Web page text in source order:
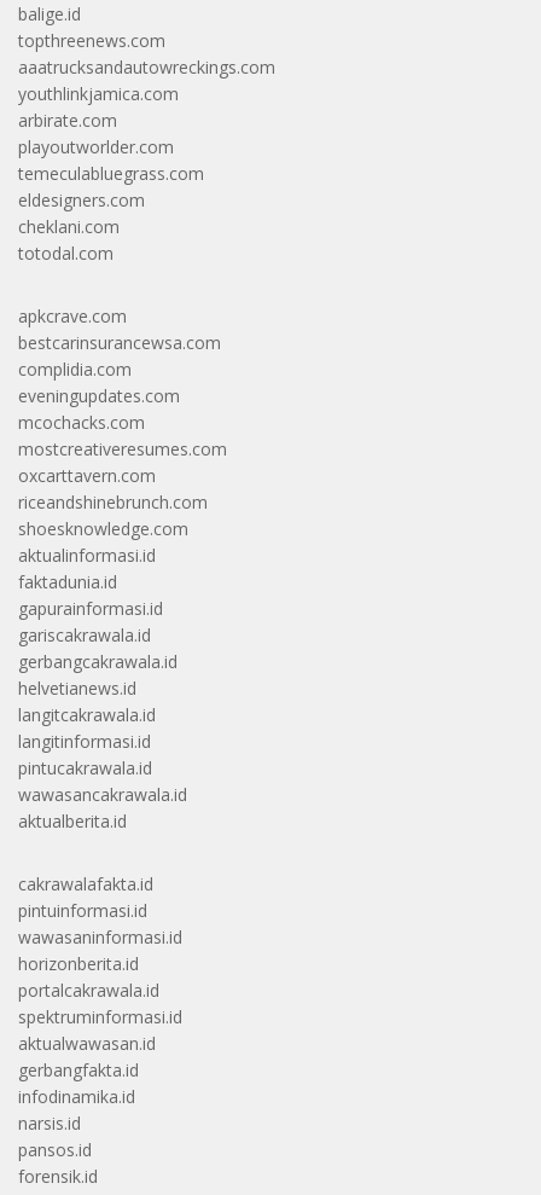
balige.id
topthreenews.com
aaatrucksandautowreckings.com
youthlinkjamica.com
arbirate.com
playoutworlder.com
temeculabluegrass.com
eldesigners.com
cheklani.com
totodal.com
apkcrave.com
bestcarinsurancewsa.com
complidia.com
eveningupdates.com
mcochacks.com
mostcreativeresumes.com
oxcarttavern.com
riceandshinebrunch.com
shoesknowledge.com
aktualinformasi.id
faktadunia.id
gapurainformasi.id
gariscakrawala.id
gerbangcakrawala.id
helvetianews.id
langitcakrawala.id
langitinformasi.id
pintucakrawala.id
wawasancakrawala.id
aktualberita.id
cakrawalafakta.id
pintuinformasi.id
wawasaninformasi.id
horizonberita.id
portalcakrawala.id
spektruminformasi.id
aktualwawasan.id
gerbangfakta.id
infodinamika.id
narsis.id
pansos.id
forensik.id